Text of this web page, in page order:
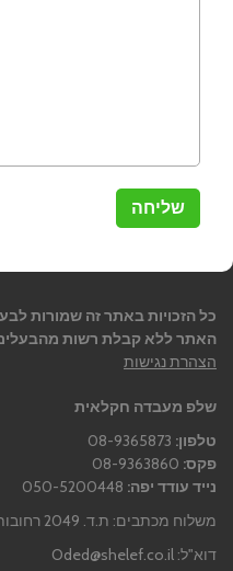
כל הזכויות באתר זה שמורות
האתר ללא קבלת רשות
הצהרת נגישות
שלפ מעבדה חקלאית
טלפון:
פקס:
נייד עודד יפה:
משלוח מכתבים: ת.ד. 2049 רחובות 76120
דוא"ל: Oded@shelef.co.il